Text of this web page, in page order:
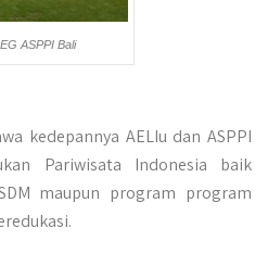
ASPPI Bali
kedepannya AELIu dan ASPPI
Pariwisata Indonesia baik
maupun program program